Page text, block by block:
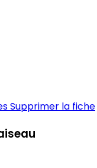
Supprimer la fiche